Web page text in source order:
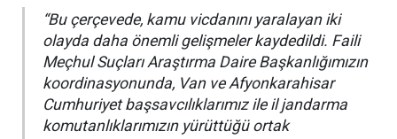
“Bu çerçevede, kamu vicdanını yaralayan iki
olayda daha önemli gelişmeler kaydedildi. Faili
Meçhul Suçları Araştırma Daire Başkanlığımızın
koordinasyonunda, Van ve Afyonkarahisar
Cumhuriyet başsavcılıklarımız ile il jandarma
komutanlıklarımızın yürüttüğü ortak